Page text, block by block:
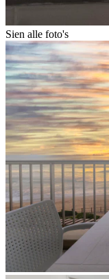
Sien alle foto's